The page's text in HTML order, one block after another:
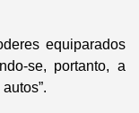
equiparados
se, portanto, a